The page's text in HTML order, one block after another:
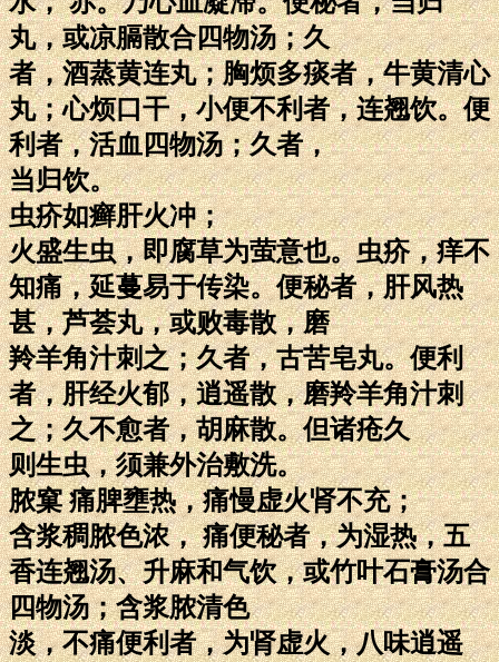
丸，或凉膈散合四物汤；久
者，酒蒸黄连丸；胸烦多痰者，牛黄清心
丸；心烦口干，小便不利者，连翘饮。便
利者，活血四物汤；久者，
当归饮。
虫疥如癣肝火冲；
火盛生虫，即腐草为萤意也。虫疥，痒不
知痛，延蔓易于传染。便秘者，肝风热
甚，芦荟丸，或败毒散，磨
羚羊角汁刺之；久者，古苦皂丸。便利
者，肝经火郁，逍遥散，磨羚羊角汁刺
之；久不愈者，胡麻散。但诸疮久
则生虫，须兼外治敷洗。
脓窠 痛脾壅热，痛慢虚火肾不充；
含浆稠脓色浓， 痛便秘者，为湿热，五
香连翘汤、升麻和气饮，或竹叶石膏汤合
四物汤；含浆脓清色
淡，不痛便利者，为肾虚火，八味逍遥